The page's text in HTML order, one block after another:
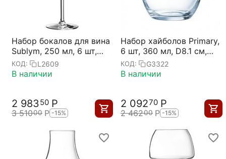
Набор бокалов для вина
Sublym, 250 мл, 6 шт,
D72 мм, H207 мм,
Chef&Sommelier
КОД: L2609
В наличии
2 98350 Р
3 51000 Р -15%
Набор хайболов Primary,
6 шт, 360 мл, D8.1 см,
H10.2 см,
Chef&Sommelier
КОД: G3322
В наличии
2 09270 Р
2 46200 Р -15%